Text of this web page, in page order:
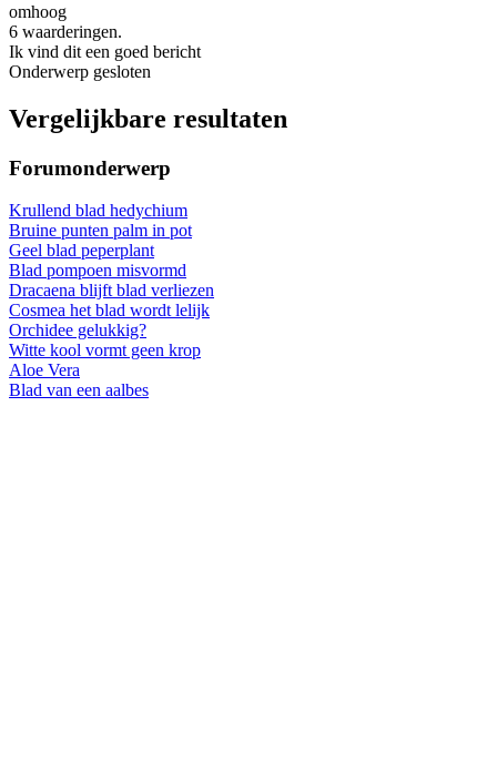
omhoog
6 waarderingen.
Ik vind dit een goed bericht
Onderwerp gesloten
Vergelijkbare resultaten
Forumonderwerp
Krullend blad hedychium
Bruine punten palm in pot
Geel blad peperplant
Blad pompoen misvormd
Dracaena blijft blad verliezen
Cosmea het blad wordt lelijk
Orchidee gelukkig?
Witte kool vormt geen krop
Aloe Vera
Blad van een aalbes